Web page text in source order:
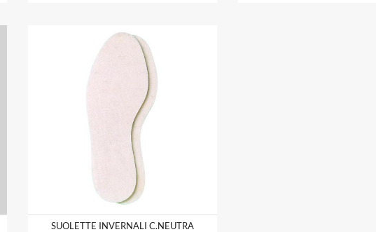
SUOLETTE INVERNALI C.NEUTRA